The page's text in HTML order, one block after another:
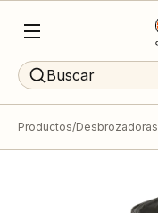
Buscar
Productos Desbrozadoras